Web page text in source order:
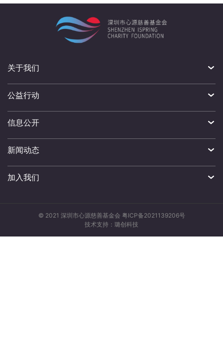
关于我们
公益行动
信息公开
新闻动态
加入我们
© 2021 深圳市心源慈善基金会 粤ICP备2021139206号
技术支持：璐创科技